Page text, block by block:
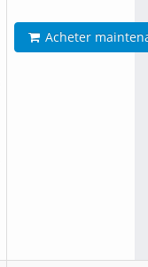
Acheter